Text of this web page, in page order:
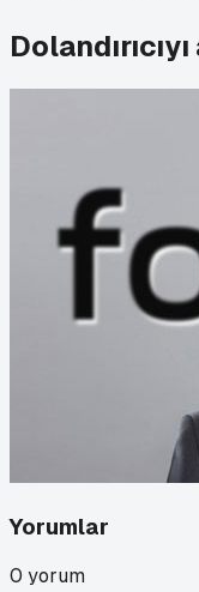
Yorumlar
0 yorum